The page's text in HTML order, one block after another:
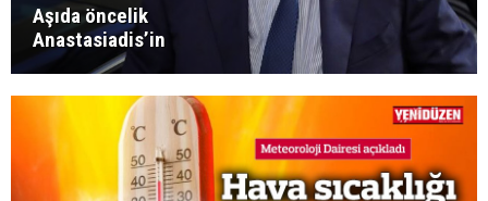
Aşıda öncelik
Anastasiadis’in